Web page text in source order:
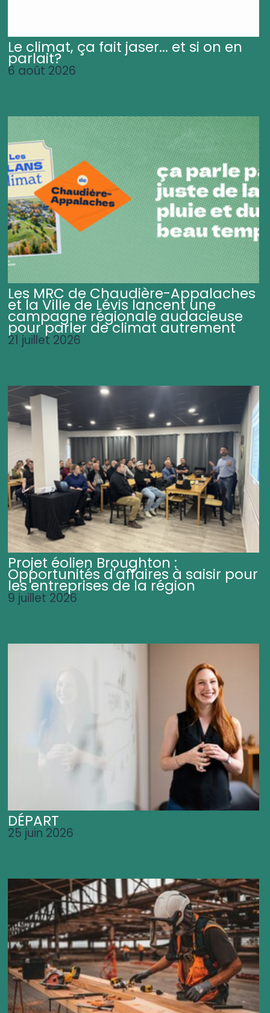
Le climat, ça fait jaser... et si on en
parlait?
6 août 2026
Les MRC de Chaudière-Appalaches
et la Ville de Lévis lancent une
campagne régionale audacieuse
pour parler de climat autrement
21 juillet 2026
Projet éolien Broughton :
Opportunités d'affaires à saisir pour
les entreprises de la région
9 juillet 2026
DÉPART
25 juin 2026